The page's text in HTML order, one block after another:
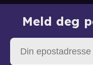
Meld deg